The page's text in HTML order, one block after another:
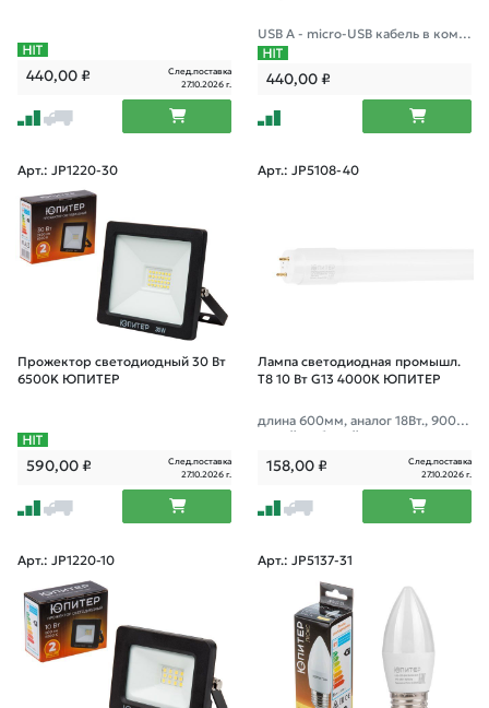
440,00₽
След.поставка
27.10.2026 г.
USB A - micro-USB кабель в комп
лекте
440,00₽
Арт.: JP1220-30
Прожектор светодиодный 30 Вт
6500K ЮПИТЕР
590,00₽
След.поставка
27.10.2026 г.
Арт.: JP5108-40
Лампа светодиодная промышл.
T8 10 Вт G13 4000К ЮПИТЕР
длина 600мм, аналог 18Вт., 900Л
м, нейтр. белый свет
158,00₽
След.поставка
27.10.2026 г.
Арт.: JP1220-10 Арт.: JP5137-31